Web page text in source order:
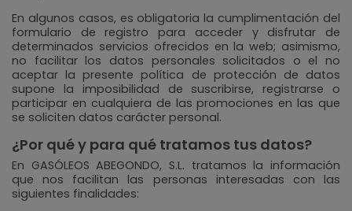
En algunos casos, es obligatoria la cumplimentación del
formulario de registro para acceder y disfrutar de
determinados servicios ofrecidos en la web; asimismo,
no facilitar los datos personales solicitados o el no
aceptar la presente política de protección de datos
supone la imposibilidad de suscribirse, registrarse o
participar en cualquiera de las promociones en las que
se soliciten datos carácter personal.
¿Por qué y para qué tratamos tus datos?
En GASÓLEOS ABEGONDO, S.L. tratamos la información
que nos facilitan las personas interesadas con las
siguientes finalidades: